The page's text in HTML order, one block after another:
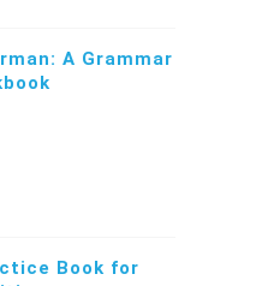
A Grammar
Book for